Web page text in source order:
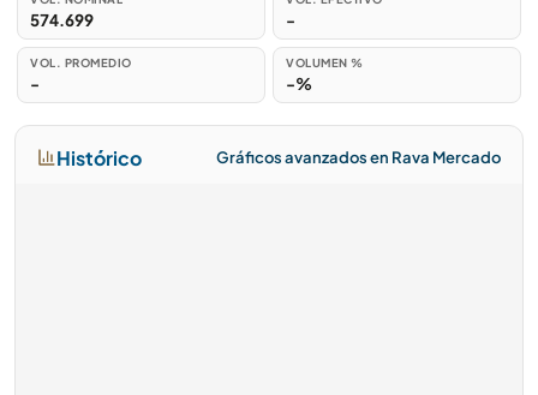
574.699 -
VOL. PROMEDIO
-
VOLUMEN %
-%
Histórico Gráficos avanzados en Rava Mercado